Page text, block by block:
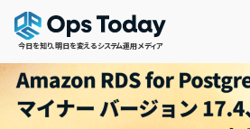
今日を知り、明日を変えるシステム運用メディア